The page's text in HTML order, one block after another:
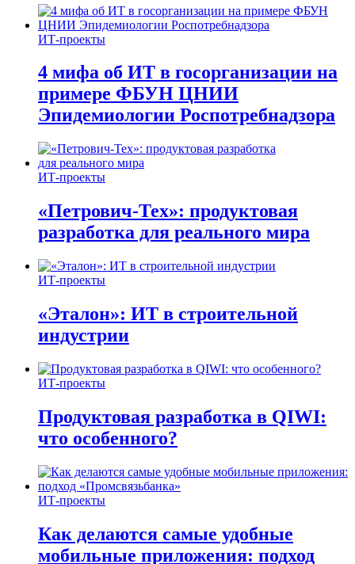
ИТ-проекты
4 мифа об ИТ в госорганизации на
примере ФБУН ЦНИИ
Эпидемиологии Роспотребнадзора
ИТ-проекты
«Петрович-Тех»: продуктовая
разработка для реального мира
ИТ-проекты
«Эталон»: ИТ в строительной
индустрии
ИТ-проекты
Продуктовая разработка в QIWI:
что особенного?
ИТ-проекты
Как делаются самые удобные
мобильные приложения: подход